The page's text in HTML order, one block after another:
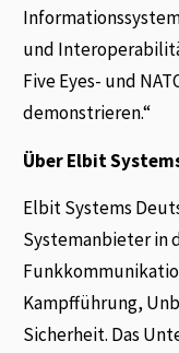
und
Five Eyes- und
demonstrieren.“
Über Elbit
Elbit Systems
Systemanbieter in
Kampfführung,
Sicherheit. Das